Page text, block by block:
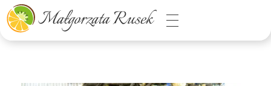
Małgorzata Rusek - dietetyk z pasją
Dietetyka kliniczna & Psychodietetyka